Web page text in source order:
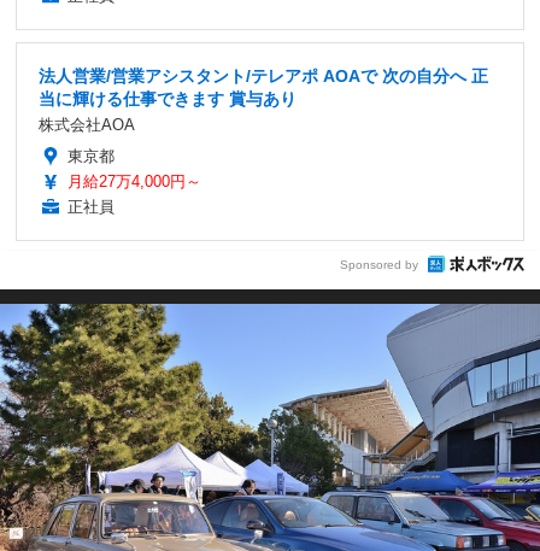
法人営業/営業アシスタント/テレアポ AOAで 次の自分へ 正
当に輝ける仕事できます 賞与あり
株式会社AOA
東京都
月給27万4,000円～
正社員
Sponsored by